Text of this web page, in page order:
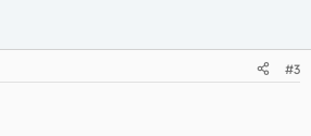
en todos lados
clic para expandir...
#3